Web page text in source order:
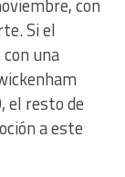
con
Si el
una
el resto de
a este